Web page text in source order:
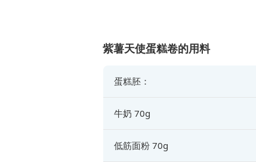
紫薯天使蛋糕卷的用料
蛋糕胚：
牛奶 70g
低筋面粉 70g